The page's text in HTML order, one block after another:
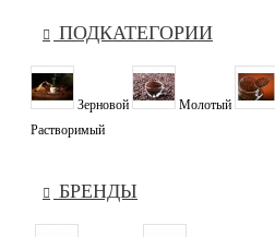
ПОДКАТЕГОРИИ
Зерновой
Молотый
Растворимый
БРЕНДЫ